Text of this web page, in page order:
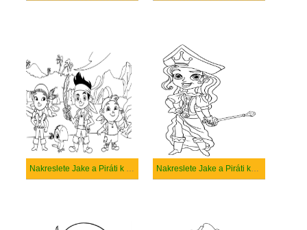
Nakreslete Jake a Piráti k vytisknutí Nakreslete Jake a Piráti karikatura